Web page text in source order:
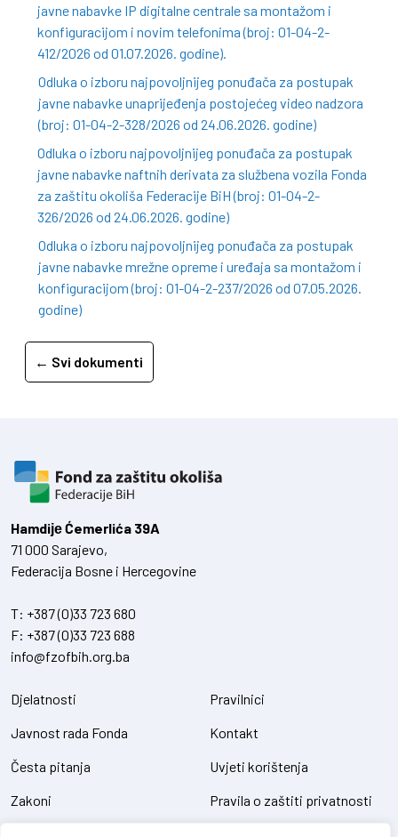
javne nabavke IP digitalne centrale sa montažom i
konfiguracijom i novim telefonima (broj: 01-04-2-
412/2026 od 01.07.2026. godine).
Odluka o izboru najpovoljnijeg ponuđača za postupak
javne nabavke unaprijeđenja postojećeg video nadzora
(broj: 01-04-2-328/2026 od 24.06.2026. godine)
Odluka o izboru najpovoljnijeg ponuđača za postupak
javne nabavke naftnih derivata za službena vozila Fonda
za zaštitu okoliša Federacije BiH (broj: 01-04-2-
326/2026 od 24.06.2026. godine)
Odluka o izboru najpovoljnijeg ponuđača za postupak
javne nabavke mrežne opreme i uređaja sa montažom i
konfiguracijom (broj: 01-04-2-237/2026 od 07.05.2026.
godine)
← Svi dokumenti
Hamdiје Ćemerlića 39A
71 000 Sarajevo,
Federacija Bosne i Hercegovine
T: +387 (0)33 723 680
F: +387 (0)33 723 688
info@fzofbih.org.ba
Djelatnosti
Javnost rada Fonda
Česta pitanja
Zakoni
Pravilnici
Kontakt
Uvjeti korištenja
Pravila o zaštiti privatnosti